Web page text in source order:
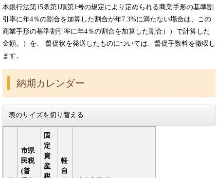
本銀行法第15条第1項第1号の規定により定められる商業手形の基準割
引率に年4％の割合を加算した割合が年7.3%に満たない場合は、この
商業手形の基準割引率に年4％の割合を加算した割合））で計算した
金額。）を、 督促状を発送したものについては、督促手数料を徴収し
ます。
納期カレンダー
表のサイズを切り替える
市県
民税
(普
固
定
資
産
税
軽
自